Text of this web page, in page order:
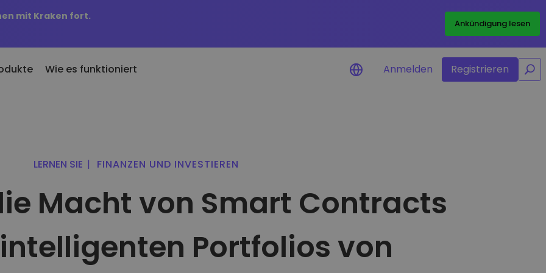
mit Kraken fort.
Ankündigung lesen
ich für 100 € gekauft
es heute wert
Wiederkehrender Kauf Portfolio-Analyse
Wie es funktioniert Anmelden Registrieren
/
LERNEN SIE | FINANZEN UND INVESTIEREN
Macht von Smart Contracts
Portfolios von